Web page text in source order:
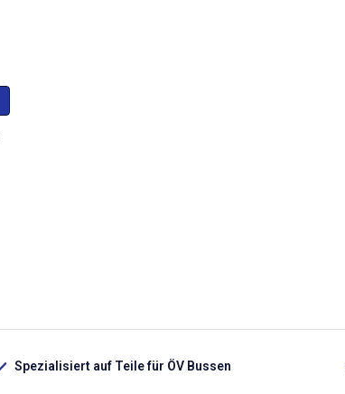
Spezialisiert auf Teile für ÖV Bussen